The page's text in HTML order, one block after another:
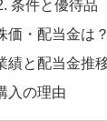
条件と優待品
価・配当金は？
績と配当金推
入の理由